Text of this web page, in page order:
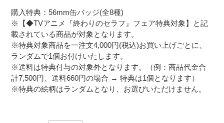
購入特典：56mm缶バッジ(全8種)
※【◆TVアニメ『終わりのセラフ』フェア特典対象】と記
載されている商品が対象となります。
※特典対象商品を一注文4,000円(税込)お買い上げごとに、
ランダムで1個お付けいたします。
※送料は特典付与の対象外となります。（例：商品代金合
計7,500円、送料660円の場合 → 特典は1個となります）
※特典の絵柄はランダムとなり、お選びいただけません。